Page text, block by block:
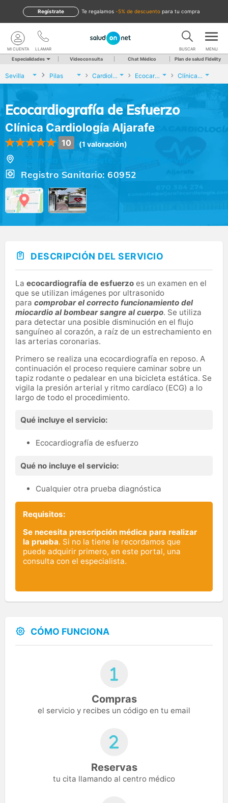
te regalamos -5% de descuento para tu compra
Regístrate
LLAMAR
MI CUENTA BUSCAR MENU
Especialidades Videoconsulta Chat Médico Plan de salud Fidelity
Sevilla Pilas Cardiología Ecocardiografía de Esfuerzo Clínica Cardiología Aljarafe
Ecocardiografía de Esfuerzo
Clínica Cardiología Aljarafe
10 (1 valoración)
Registro Sanitario: 60952
DESCRIPCIÓN DEL SERVICIO
La ecocardiografía de esfuerzo es un examen en el
que se utilizan imágenes por ultrasonido
para comprobar el correcto funcionamiento del
miocardio al bombear sangre al cuerpo. Se utiliza
para detectar una posible disminución en el flujo
sanguíneo al corazón, a raíz de un estrechamiento en
las arterias coronarias.
Primero se realiza una ecocardiografía en reposo. A
continuación el proceso requiere caminar sobre un
tapiz rodante o pedalear en una bicicleta estática. Se
vigila la presión arterial y ritmo cardíaco (ECG) a lo
largo de todo el procedimiento.
Qué incluye el servicio:
Ecocardiografía de esfuerzo
Qué no incluye el servicio:
Cualquier otra prueba diagnóstica
Requisitos:
Se necesita prescripción médica para realizar
la prueba. Si no la tiene le recordamos que
puede adquirir primero, en este portal, una
consulta con el especialista.
CÓMO FUNCIONA
Compras
el servicio y recibes un código en tu email
Reservas
tu cita llamando al centro médico